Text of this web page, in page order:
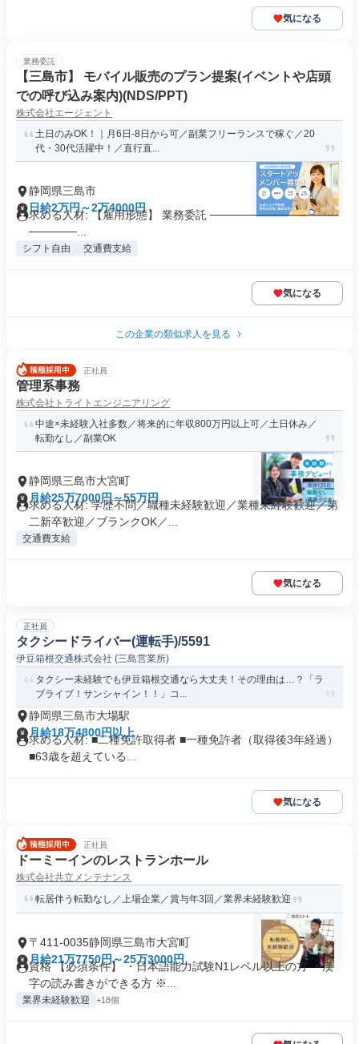
気になる
業務委託
【三島市】 モバイル販売のプラン提案(イベントや店頭
での呼び込み案内)(NDS/PPT)
株式会社エージェント
土日のみOK！｜月6日-8日から可／副業フリーランスで稼ぐ／20
代・30代活躍中！／直行直...
静岡県三島市
日給2万円～2万4000円
求める人材: 【雇用形態】 業務委託 ────────────────
──────...
シフト自由 交通費支給
気になる
この企業の類似求人を見る
正社員
管理系事務
株式会社トライトエンジニアリング
中途×未経験入社多数／将来的に年収800万円以上可／土日休み／
転勤なし／副業OK
静岡県三島市大宮町
月給25万7000円～55万円
求める人材: 学歴不問／職種未経験歓迎／業種未経験歓迎／第
二新卒歓迎／ブランクOK／...
交通費支給
気になる
正社員
タクシードライバー(運転手)/5591
伊豆箱根交通株式会社 (三島営業所)
タクシー未経験でも伊豆箱根交通なら大丈夫！その理由は…？「ラ
ブライブ！サンシャイン！！」コ...
静岡県三島市大場駅
月給18万4800円以上
求める人材: ■二種免許取得者 ■一種免許者（取得後3年経過）
■63歳を超えている...
気になる
正社員
ドーミーインのレストランホール
株式会社共立メンテナンス
転居伴う転勤なし／上場企業／賞与年3回／業界未経験歓迎
〒411-0035静岡県三島市大宮町
月給21万7750円～25万3000円
資格 【必須条件】 ・日本語能力試験N1レベル以上の方 ・漢
字の読み書きができる方 ※...
業界未経験歓迎 +18個